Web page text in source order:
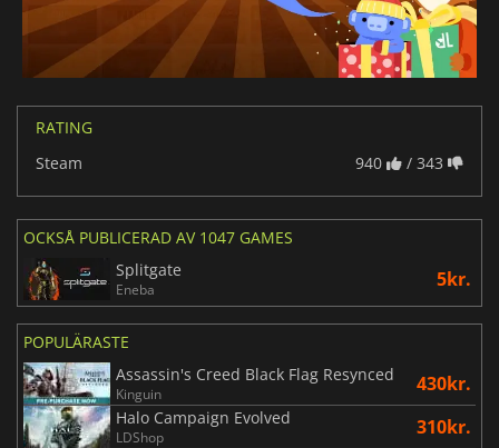
RATING
Steam
940 / 343
OCKSÅ PUBLICERAD AV 1047 GAMES
Splitgate
Eneba 5kr.
POPULÄRASTE
Assassin's Creed Black Flag Resynced
Kinguin 430kr.
Halo Campaign Evolved
LDShop 310kr.